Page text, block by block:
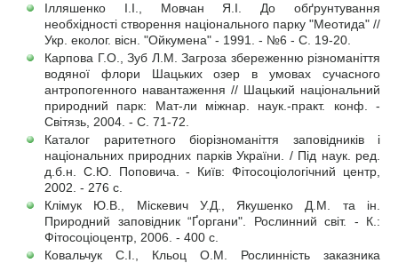
Ілляшенко І.І., Мовчан Я.І. До обґрунтування
необхідності створення національного парку "Меотида" //
Укр. еколог. вісн. "Ойкумена" - 1991. - №6 - С. 19-20.
Карпова Г.О., Зуб Л.М. Загроза збереженню різноманіття
водяної флори Шацьких озер в умовах сучасного
антропогенного навантаження // Шацький національний
природний парк: Мат-ли міжнар. наук.-практ. конф. -
Світязь, 2004. - С. 71-72.
Каталог раритетного біорізноманіття заповідників і
національних природних парків України. / Під наук. ред.
д.б.н. С.Ю. Поповича. - Київ: Фітосоціологічний центр,
2002. - 276 с.
Клімук Ю.В., Міскевич У.Д., Якушенко Д.М. та ін.
Природний заповідник “Ґоргани". Рослинний світ. - К.:
Фітосоціоцентр, 2006. - 400 с.
Ковальчук С.І., Кльоц О.М. Рослинність заказника